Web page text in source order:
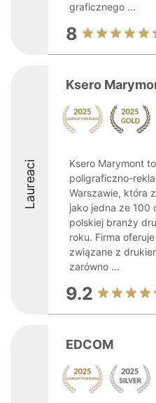
graficznego ...
8
Laureaci
Ksero
Ksero Marymont
poligraficzno-
Warszawie, która
jako jedna ze 100
polskiej branży
roku. Firma
związane z
zarówno ...
9.2
EDCOM